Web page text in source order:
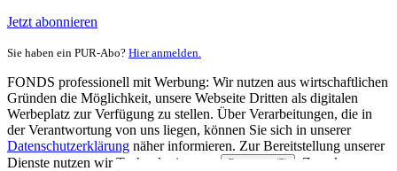
Jetzt abonnieren
Sie haben ein PUR-Abo? Hier anmelden.
FONDS professionell mit Werbung: Wir nutzen aus wirtschaftlichen
Gründen die Möglichkeit, unsere Webseite Dritten als digitalen
Werbeplatz zur Verfügung zu stellen. Über Verarbeitungen, die in
der Verantwortung von uns liegen, können Sie sich in unserer
Datenschutzerklärung näher informieren. Zur Bereitstellung unserer
Dienste nutzen wir Technologien von
Partnern (5)
. Zwecke: